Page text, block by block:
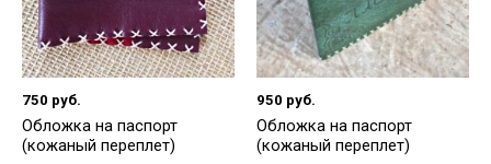
750 руб.
Обложка на паспорт
(кожаный переплет)
950 руб.
Обложка на паспорт
(кожаный переплет)